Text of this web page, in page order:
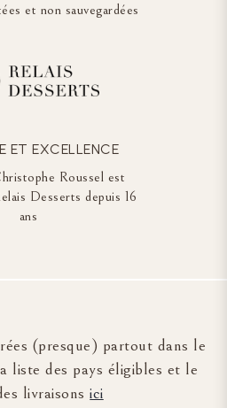
et non sauvegardées
ET EXCELLENCE
Roussel est
Desserts depuis 16
ans
(presque) partout dans le
liste des pays éligibles et le
livraisonsici